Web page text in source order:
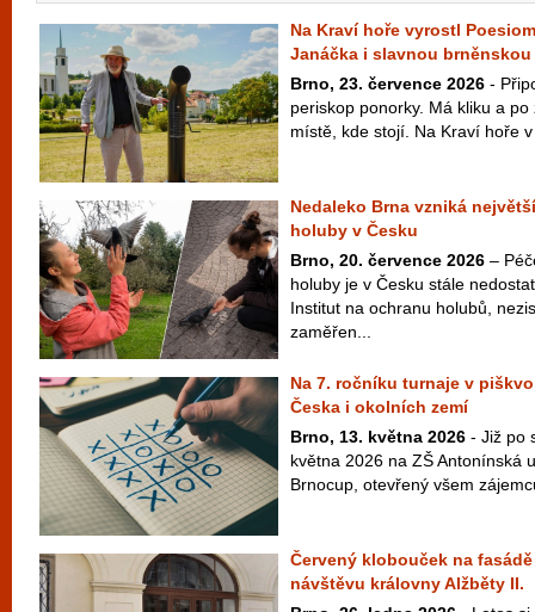
Na Kraví hoře vyrostl
Janáčka i slavnou
Brno, 23. července 2026 -
periskop ponorky. Má kliku a
místě, kde stojí. Na Kraví hoře
Nedaleko Brna vzniká
holuby v Česku
Brno, 20. července 2026 –
holuby je v Česku stále
Institut na ochranu holubů,
zaměřen...
Na 7. ročníku turnaje v
Česka i okolních zemí
Brno, 13. května 2026 - Již po
května 2026 na ZŠ Antonínská
Brnocup, otevřený všem
Červený klobouček na
návštěvu královny Alžběty II.